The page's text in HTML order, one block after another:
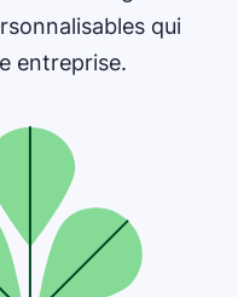
qui
entreprise.